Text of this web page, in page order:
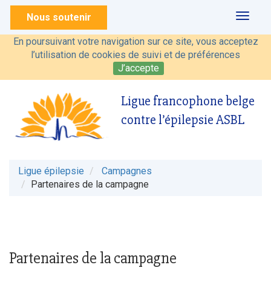
En poursuivant votre navigation sur ce site, vous acceptez
l’utilisation de cookies de suivi et de préférences
J’accepte
Ligue francophone belge
contre l’épilepsie ASBL
Nous soutenir
Toggle
Ligue épilepsie
Campagnes
Partenaires de la campagne
Partenaires de la campagne